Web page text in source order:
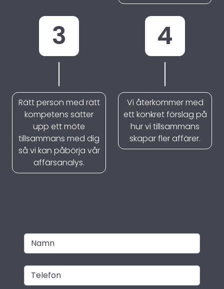
3
Rätt person med rätt
kompetens sätter
upp ett möte
tillsammans med dig
så vi kan påbörja vår
affärsanalys.
4
Vi återkommer med
ett konkret förslag på
hur vi tillsammans
skapar fler affärer.